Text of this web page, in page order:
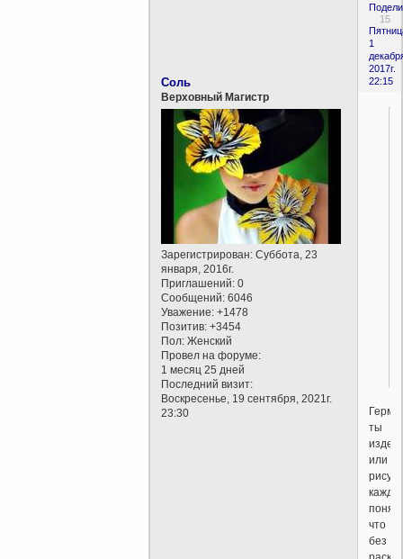
15
1
2017г.
22:15
Соль
Верховный Магистр
Зарегистрирован: Суббота, 23
января, 2016г.
Приглашений: 0
Сообщений: 6046
Уважение: +1478
Позитив: +3454
Пол: Женский
Провел на форуме:
1 месяц 25 дней
Последний визит:
Воскресенье, 19 сентября, 2021г.
23:30
ты
или
что
без